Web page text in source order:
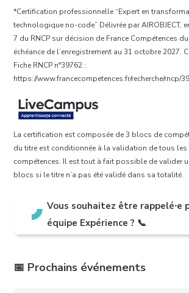
*Certification professionnelle “Expert en
technologique no-code” Délivrée par AIROBJECT,
7 du RNCP sur décision de France Compétences
échéance de l’enregistrement au 31 octobre 2027.
Fiche RNCP n°39762 :
https://www.francecompetences.fr/recherche/rncp/
La certification est composée de 3 blocs de
du titre est conditionnée à la validation de tous
compétences. Il est tout à fait possible de valider
blocs si le titre n’a pas été validé dans sa totalité.
Vous souhaitez être rappelé⸱e
équipe Expérience ? 📞
📅 Prochains événements